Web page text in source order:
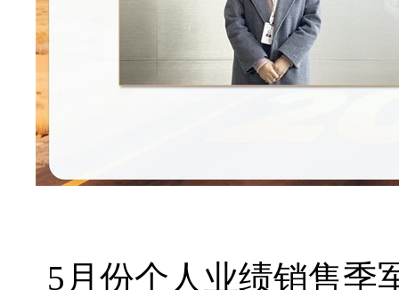
5月份个人业绩销售季